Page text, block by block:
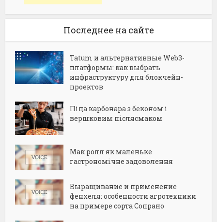
Последнее на сайте
Tatum и альтернативные Web3-
платформы: как выбрать
инфраструктуру для блокчейн-
проектов
Піца карбонара з беконом і
вершковим післясмаком
Мак ролл як маленьке
гастрономічне задоволення
Выращивание и применение
фенхеля: особенности агротехники
на примере сорта Сопрано